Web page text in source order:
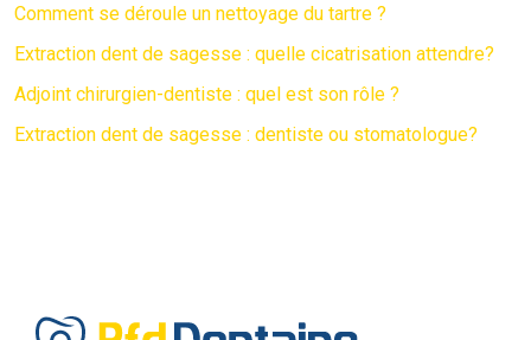
Comment se déroule un nettoyage du tartre ?
Extraction dent de sagesse : quelle cicatrisation attendre?
Adjoint chirurgien-dentiste : quel est son rôle ?
Extraction dent de sagesse : dentiste ou stomatologue?